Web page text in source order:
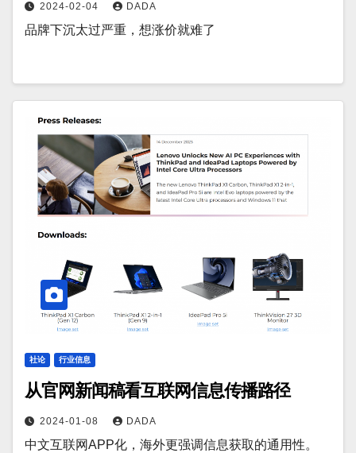
2024-02-04 DADA
品牌下沉太过严重，想涨价就难了
社论 行业信息
从官网新闻稿看互联网信息传播路径
2024-01-08 DADA
中文互联网APP化，海外更强调信息获取的通用性。